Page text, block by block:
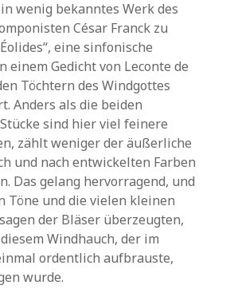
wenig bekanntes Werk des
César Franck zu
eine sinfonische
einem Gedicht von Leconte de
Töchtern des Windgottes
Anders als die beiden
sind hier viel feinere
zählt weniger der äußerliche
und nach entwickelten Farben
Das gelang hervorragend, und
Töne und die vielen kleinen
der Bläser überzeugten,
Windhauch, der im
ordentlich aufbrauste,
wurde.